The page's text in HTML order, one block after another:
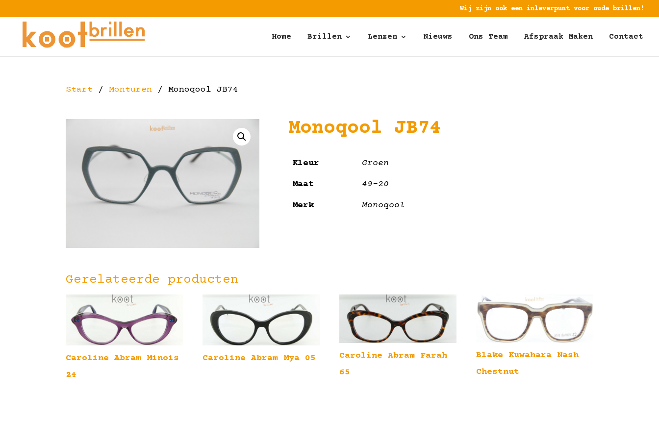
Wij zijn ook een inleverpunt voor oude brillen!
Home Brillen Lenzen Nieuws Ons Team Afspraak Maken Contact
Start /Monturen / Monoqool JB74
Monoqool JB74
Kleur Groen
Maat 49-20
Merk Monoqool
Gerelateerde producten
Caroline Abram Minois
24
Caroline Abram Mya 05
Caroline Abram Farah
65
Blake Kuwahara Nash
Chestnut